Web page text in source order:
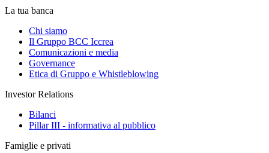
La tua banca
Chi siamo
Il Gruppo BCC Iccrea
Comunicazioni e media
Governance
Etica di Gruppo e Whistleblowing
Investor Relations
Bilanci
Pillar III - informativa al pubblico
Famiglie e privati